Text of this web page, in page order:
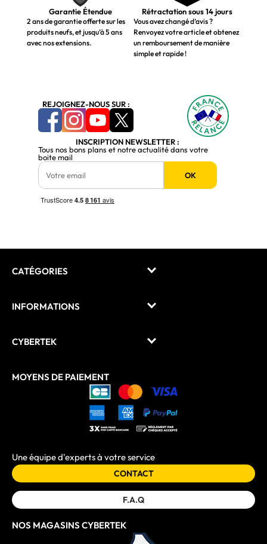
Garantie Étendue
2 ans de garantie offerte sur les
produits neufs, et jusqu’à 5 ans
avec nos extensions.
Rétractation sous 14 jours
Vous avez changé d’avis ?
Renvoyez votre article et obtenez
un remboursement de manière
simple et rapide !
REJOIGNEZ-NOUS SUR :
INSCRIPTION NEWSLETTER :
Tous nos bons plans et notre actualité dans votre
boite mail
OK
CATÉGORIES
INFORMATIONS
CYBERTEK
MOYENS DE PAIEMENT
Une équipe d'experts à votre service
CONTACT
F.A.Q
NOS MAGASINS CYBERTEK